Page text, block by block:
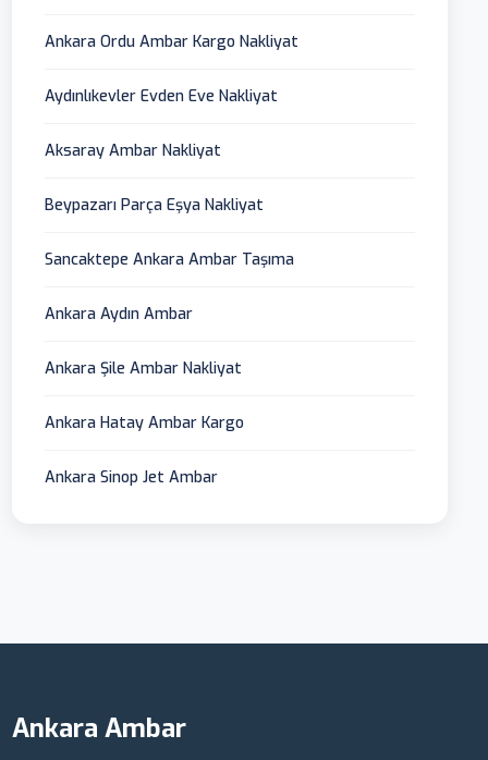
Ankara Ordu Ambar Kargo Nakliyat
Aydınlıkevler Evden Eve Nakliyat
Aksaray Ambar Nakliyat
Beypazarı Parça Eşya Nakliyat
Sancaktepe Ankara Ambar Taşıma
Ankara Aydın Ambar
Ankara Şile Ambar Nakliyat
Ankara Hatay Ambar Kargo
Ankara Sinop Jet Ambar
Ankara Ambar